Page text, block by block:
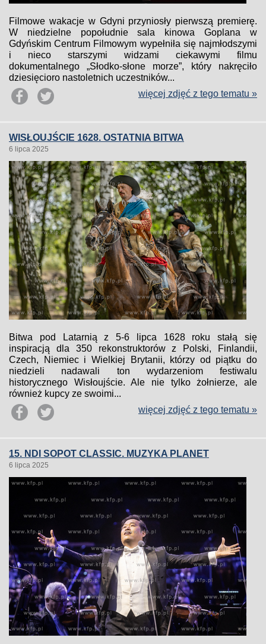
Filmowe wakacje w Gdyni przyniosły pierwszą premierę.
W niedzielne popołudnie sala kinowa Goplana w
Gdyńskim Centrum Filmowym wypełniła się najmłodszymi
i nieco starszymi widzami ciekawymi filmu
dokumentalnego „Słodko-słone morze”, który nakręciło
dziesięcioro nastoletnich uczestników...
więcej zdjęć z tego tematu »
WISŁOUJŚCIE 1628. OSTATNIA BITWA
6 lipca 2025
Bitwa pod Latarnią z 5-6 lipca 1628 roku stałą się
inspiracją dla 350 rekonstruktorów z Polski, Finlandii,
Czech, Niemiec i Wielkiej Brytanii, którzy od piątku do
niedzieli nadawali ton wydarzeniom festiwalu
historycznego Wisłoujście. Ale nie tylko żołnierze, ale
również kupcy ze swoimi...
więcej zdjęć z tego tematu »
15. NDI SOPOT CLASSIC. MUZYKA PLANET
6 lipca 2025